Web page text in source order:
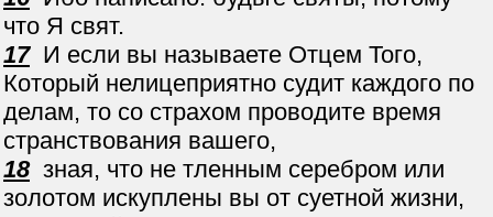
что Я свят.
17И если вы называете Отцем Того,
Который нелицеприятно судит каждого по
делам, то со страхом проводите время
странствования вашего,
18зная, что не тленным серебром или
золотом искуплены вы от суетной жизни,